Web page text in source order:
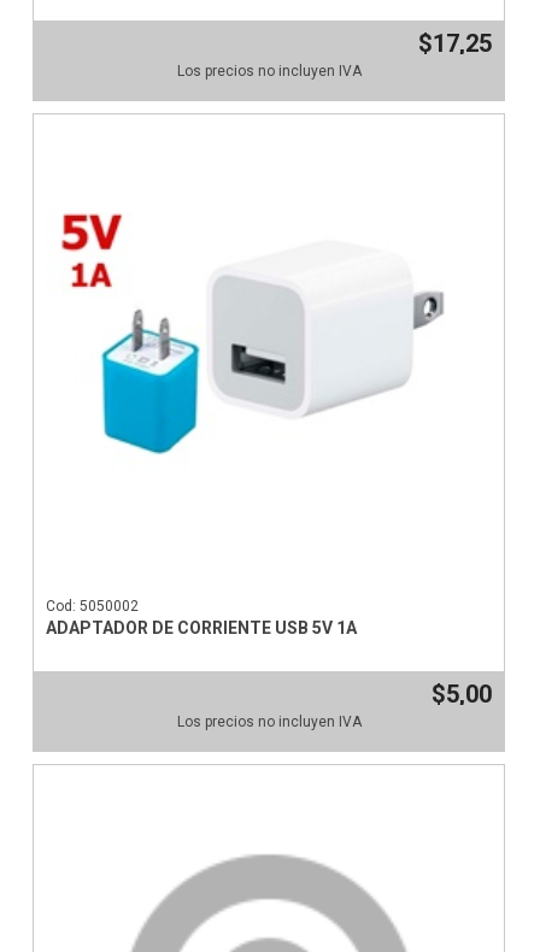
$17,25
Los precios no incluyen IVA
Cod: 5050002
ADAPTADOR DE CORRIENTE USB 5V 1A
$5,00
Los precios no incluyen IVA